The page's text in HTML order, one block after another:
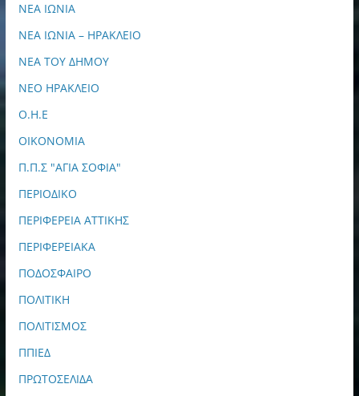
ΝΕΑ ΙΩΝΙΑ
ΝΕΑ ΙΩΝΙΑ – ΗΡΑΚΛΕΙΟ
ΝΕΑ ΤΟΥ ΔΗΜΟΥ
ΝΕΟ ΗΡΑΚΛΕΙΟ
Ο.Η.Ε
ΟΙΚΟΝΟΜΙΑ
Π.Π.Σ "ΑΓΙΑ ΣΟΦΙΑ"
ΠΕΡΙΟΔΙΚΟ
ΠΕΡΙΦΕΡΕΙΑ ΑΤΤΙΚΗΣ
ΠΕΡΙΦΕΡΕΙΑΚΑ
ΠΟΔΟΣΦΑΙΡΟ
ΠΟΛΙΤΙΚΗ
ΠΟΛΙΤΙΣΜΟΣ
ΠΠΙΕΔ
ΠΡΩΤΟΣΕΛΙΔΑ